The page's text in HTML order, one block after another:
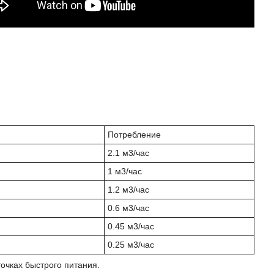
Потребление
2.1 м3/час
1 м3/час
1.2 м3/час
0.6 м3/час
0.45 м3/час
0.25 м3/час
быстрого питания.